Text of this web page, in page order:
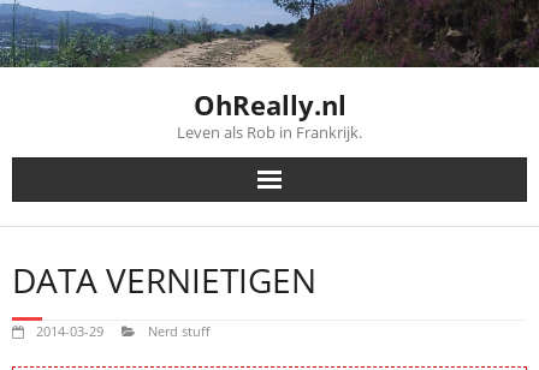
Skip
to
content
OhReally.nl
Leven als Rob in Frankrijk.
DATA VERNIETIGEN
2014-03-29 Nerd stuff